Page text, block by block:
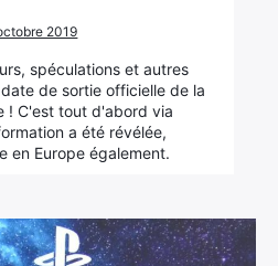
2019
spéculations et autres
de sortie officielle de la
! C'est tout d'abord via
a été révélée,
en Europe également.